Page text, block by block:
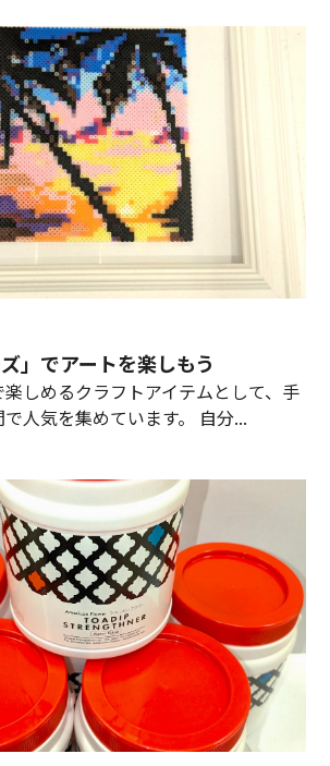
」でアートを楽しもう
しめるクラフトアイテムとして、手
人気を集めています。 自分...